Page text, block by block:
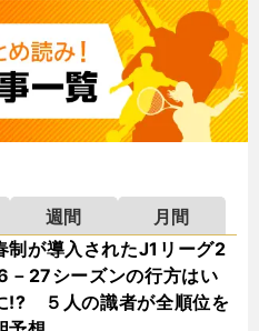
週間
月間
制が導入されたJ1リーグ2
－27シーズンの行方はい
!? ５人の識者が全順位を